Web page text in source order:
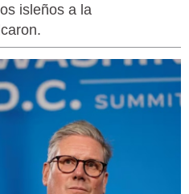
isleños a la